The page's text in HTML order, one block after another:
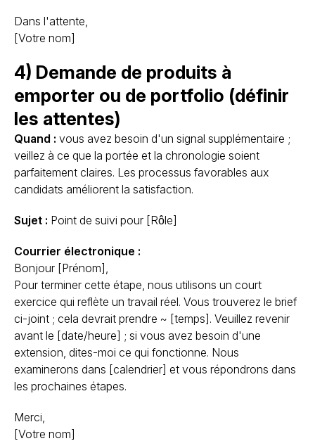
Dans l'attente,
[Votre nom]
4) Demande de produits à
emporter ou de portfolio (définir
les attentes)
Quand : vous avez besoin d'un signal supplémentaire ;
veillez à ce que la portée et la chronologie soient
parfaitement claires. Les processus favorables aux
candidats améliorent la satisfaction.
Sujet : Point de suivi pour [Rôle]
Courrier électronique :
Bonjour [Prénom],
Pour terminer cette étape, nous utilisons un court
exercice qui reflète un travail réel. Vous trouverez le brief
ci-joint ; cela devrait prendre ~ [temps]. Veuillez revenir
avant le [date/heure] ; si vous avez besoin d'une
extension, dites-moi ce qui fonctionne. Nous
examinerons dans [calendrier] et vous répondrons dans
les prochaines étapes.
Merci,
[Votre nom]